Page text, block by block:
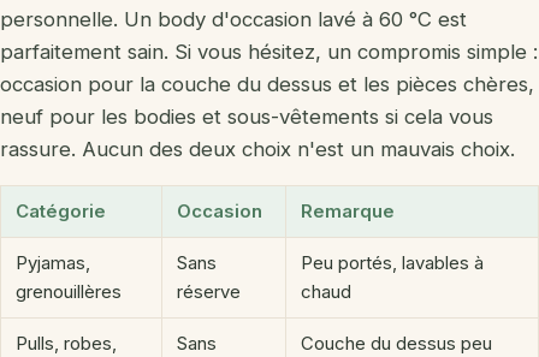
personnelle. Un body d'occasion lavé à 60 °C est
parfaitement sain. Si vous hésitez, un compromis simple :
occasion pour la couche du dessus et les pièces chères,
neuf pour les bodies et sous-vêtements si cela vous
rassure. Aucun des deux choix n'est un mauvais choix.
Catégorie Occasion Remarque
Pyjamas,
grenouillères
Sans
réserve
Peu portés, lavables à
chaud
Pulls, robes,
Sans
Couche du dessus peu